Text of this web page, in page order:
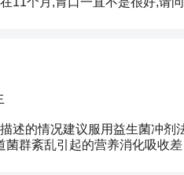
述的情况建议服用益生菌冲
菌群紊乱引起的营养消化吸收